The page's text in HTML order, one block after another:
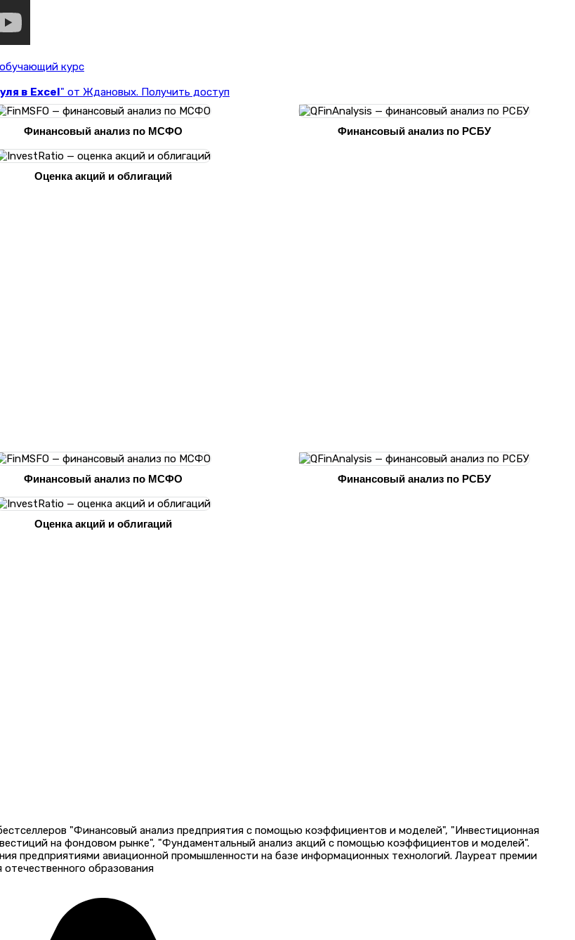
обучающий курс
в Excel" от Ждановых. Получить доступ
Финансовый анализ по МСФО Финансовый анализ по РСБУ
Оценка акций и облигаций
Финансовый анализ по МСФО Финансовый анализ по РСБУ
Оценка акций и облигаций
"Финансовый анализ предприятия с помощью коэффициентов и моделей", "Инвестиционная
на фондовом рынке", "Фундаментальный анализ акций с помощью коэффициентов и моделей".
предприятиями авиационной промышленности на базе информационных технологий. Лауреат премии
образования